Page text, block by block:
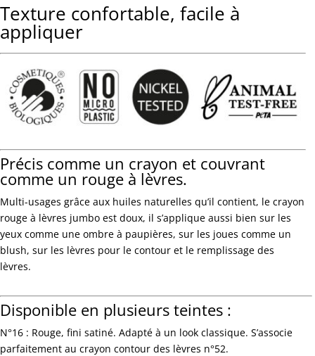
Texture confortable, facile à
appliquer
Précis comme un crayon et couvrant
comme un rouge à lèvres.
Multi-usages grâce aux huiles naturelles qu’il contient, le crayon
rouge à lèvres jumbo est doux, il s’applique aussi bien sur les
yeux comme une ombre à paupières, sur les joues comme un
blush, sur les lèvres pour le contour et le remplissage des
lèvres.
Disponible en plusieurs teintes :
N°16 : Rouge, fini satiné. Adapté à un look classique. S’associe
parfaitement au crayon contour des lèvres n°52.